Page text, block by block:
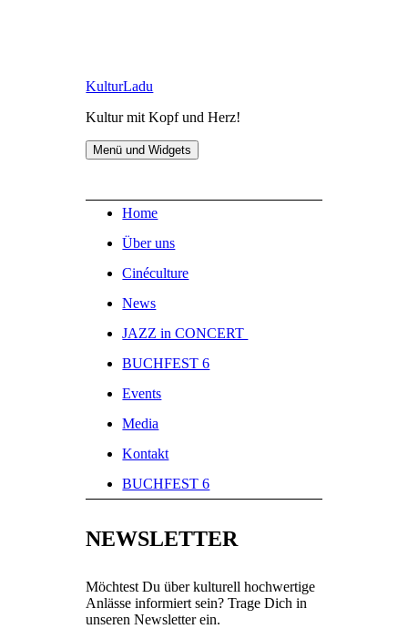
KulturLadu
Kultur mit Kopf und Herz!
Menü und Widgets
Home
Über uns
Cinéculture
News
JAZZ in CONCERT
BUCHFEST 6
Events
Media
Kontakt
BUCHFEST 6
NEWSLETTER
Möchtest Du über kulturell hochwertige
Anlässe informiert sein? Trage Dich in
unseren Newsletter ein.